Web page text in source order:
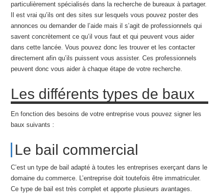
particulièrement spécialisés dans la recherche de bureaux à partager.
Il est vrai qu’ils ont des sites sur lesquels vous pouvez poster des
annonces ou demander de l’aide mais il s’agit de professionnels qui
savent concrètement ce qu’il vous faut et qui peuvent vous aider
dans cette lancée. Vous pouvez donc les trouver et les contacter
directement afin qu’ils puissent vous assister. Ces professionnels
peuvent donc vous aider à chaque étape de votre recherche.
Les différents types de baux
En fonction des besoins de votre entreprise vous pouvez signer les
baux suivants :
Le bail commercial
C’est un type de bail adapté à toutes les entreprises exerçant dans le
domaine du commerce. L’entreprise doit toutefois être immatriculer.
Ce type de bail est très complet et apporte plusieurs avantages.